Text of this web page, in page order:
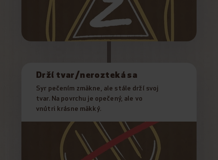
Drží tvar/nerozteká sa
Syr pečením zmäkne, ale stále drží svoj
tvar. Na povrchu je opečený, ale vo
vnútri krásne mäkký.